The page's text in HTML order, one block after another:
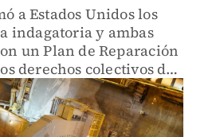
a Estados Unidos los
indagatoria y ambas
un Plan de Reparación
derechos colectivos de